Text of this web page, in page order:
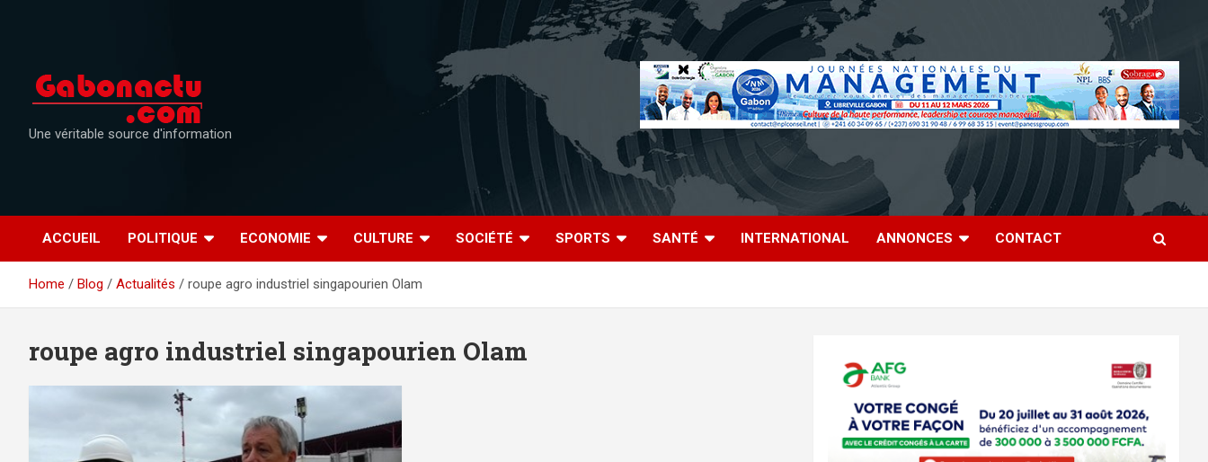
Une véritable source d'information
ACCUEIL POLITIQUE ECONOMIE CULTURE SOCIÉTÉ SPORTS SANTÉ INTERNATIONAL ANNONCES CONTACT
Home Blog Actualités roupe agro industriel singapourien Olam
roupe agro industriel singapourien Olam